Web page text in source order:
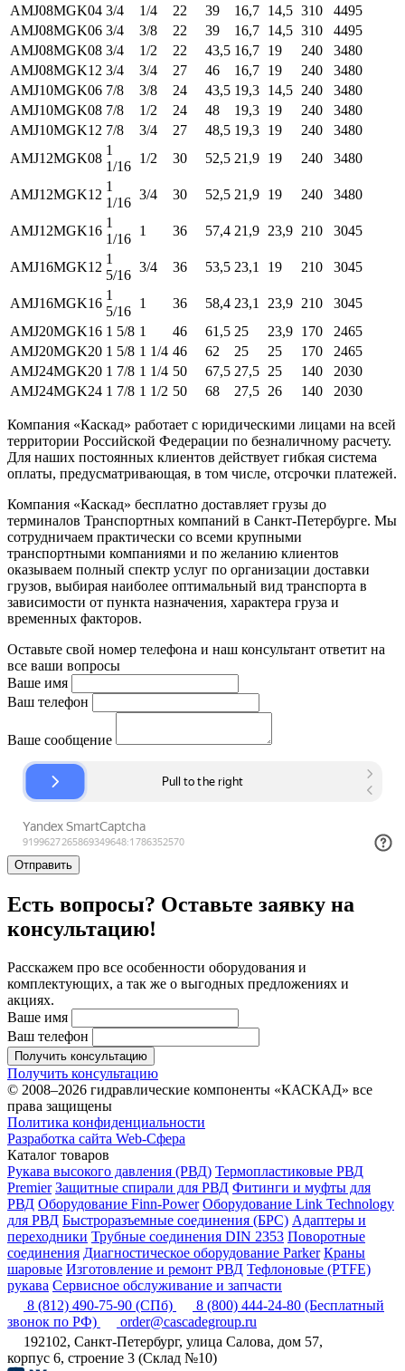
AMJ08MGK04 3/4 1/4 22 39 16,7 14,5 310
4495
AMJ08MGK06 3/4 3/8 22 39 16,7 14,5 310
4495
AMJ08MGK08 3/4 1/2 22 43,5 16,7 19 240
3480
AMJ08MGK12 3/4 3/4 27 46 16,7 19 240
3480
AMJ10MGK06 7/8 3/8 24 43,5 19,3 14,5 240
3480
AMJ10MGK08 7/8 1/2 24 48 19,3 19 240
3480
AMJ10MGK12 7/8 3/4 27 48,5 19,3 19 240
3480
AMJ12MGK08
1
1/16
1/2 30 52,5 21,9 19 240 3480
AMJ12MGK12
1
1/16
3/4 30 52,5 21,9 19 240 3480
AMJ12MGK16
1
1/16
1 36 57,4 21,9 23,9 210 3045
AMJ16MGK12
1
5/16
3/4 36 53,5 23,1 19 210 3045
AMJ16MGK16
1
5/16
1 36 58,4 23,1 23,9 210
3045
AMJ20MGK16 1 5/8 1 46 61,5 25 23,9 170
2465
AMJ20MGK20 1 5/8 1 1/4 46 62 25 25 170
2465
AMJ24MGK20 1 7/8 1 1/4 50 67,5 27,5 25 140
2030
AMJ24MGK24 1 7/8 1 1/2 50 68 27,5 26 140 2030
Компания «Каскад» работает с юридическими лицами на всей
территории Российской Федерации по безналичному расчету.
Для наших постоянных клиентов действует гибкая система
оплаты, предусматривающая, в том числе, отсрочки платежей.
Компания «Каскад» бесплатно доставляет грузы до
терминалов Транспортных компаний в Санкт-Петербурге. Мы
сотрудничаем практически со всеми крупными
транспортными компаниями и по желанию клиентов
оказываем полный спектр услуг по организации доставки
грузов, выбирая наиболее оптимальный вид транспорта в
зависимости от пункта назначения, характера груза и
временных факторов.
Оставьте свой номер телефона и наш консультант ответит на
все ваши вопросы
Ваше имя
Ваш телефон
Ваше сообщение
Отправить
Есть вопросы? Оставьте заявку на
консультацию!
Расскажем про все особенности оборудования и
комплектующих, а так же о выгодных предложениях и
акциях.
Ваше имя
Ваш телефон
Получить консультацию
Получить консультацию
© 2008–2026 гидравлические компоненты «КАСКАД» все
права защищены
Политика конфиденциальности
Разработка сайта Web-Сфера
Каталог товаров
Рукава высокого давления (РВД) Термопластиковые РВД
Premier Защитные спирали для РВД Фитинги и муфты для
РВД Оборудование Finn-Power Оборудование Link Technology
для РВД Быстроразъемные соединения (БРС) Адаптеры и
переходники Трубные соединения DIN 2353 Поворотные
соединения Диагностическое оборудование Parker Краны
шаровые Изготовление и ремонт РВД Тефлоновые (PTFE)
рукава Сервисное обслуживание и запчасти
8 (812) 490-75-90 (СПб) 8 (800) 444-24-80 (Бесплатный
звонок по РФ)
order@cascadegroup.ru
192102, Санкт-Петербург, улица Салова, дом 57,
корпус 6, строение 3 (Склад №10)